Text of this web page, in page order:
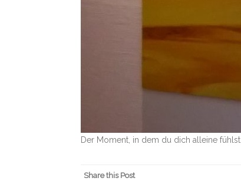
Der Moment, in dem du dich alleine fühlst.
Share this Post